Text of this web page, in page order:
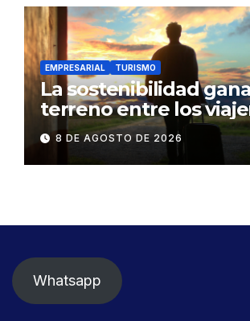
EMPRESARIAL TURISMO
La sostenibilidad
terreno entre los
negocios
8 DE AGOSTO DE 2026
Whatsapp